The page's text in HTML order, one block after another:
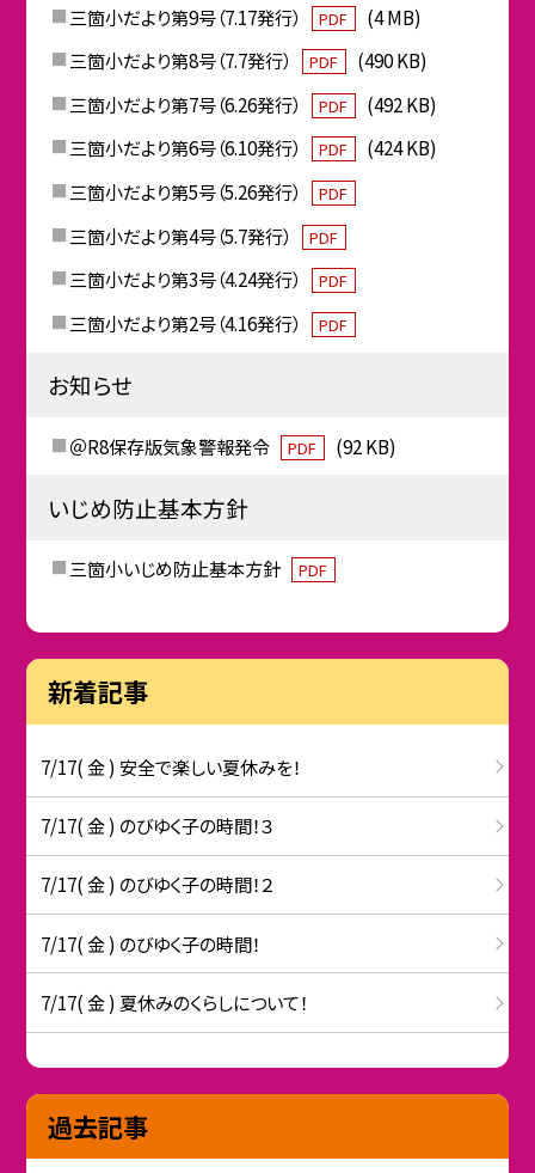
三箇小だより第9号（7.17発行） PDF
(4 MB)
三箇小だより第8号（7.7発行）
PDF
(490 KB)
三箇小だより第7号（6.26発行）
PDF
(492 KB)
三箇小だより第6号（6.10発行）
PDF
(424 KB)
三箇小だより第5号（5.26発行）
PDF
三箇小だより第4号（5.7発行） PDF
三箇小だより第3号（4.24発行） PDF
三箇小だより第2号（4.16発行） PDF
お知らせ
＠R8保存版気象警報発令 PDF (92 KB)
いじめ防止基本方針
三箇小いじめ防止基本方針 PDF
新着記事
7/17( 金 ) 安全で楽しい夏休みを！
7/17( 金 ) のびゆく子の時間！３
7/17( 金 ) のびゆく子の時間！２
7/17( 金 ) のびゆく子の時間！
7/17( 金 ) 夏休みのくらしについて！
過去記事